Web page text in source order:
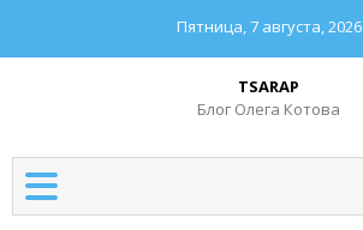
Пятница, 7 августа, 2026
TSARAP
Блог Олега Котова